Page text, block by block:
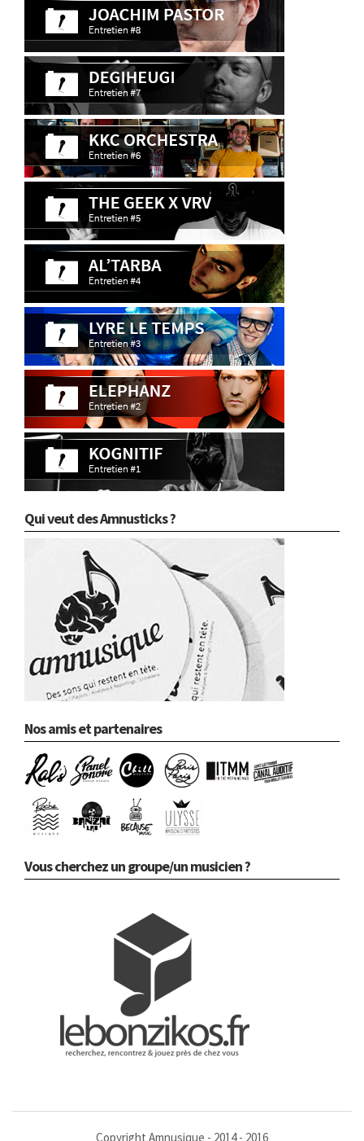
Qui veut des Amnusticks ?
Nos amis et partenaires
Vous cherchez un groupe/un musicien ?
Copyright Amnusique - 2014 - 2016